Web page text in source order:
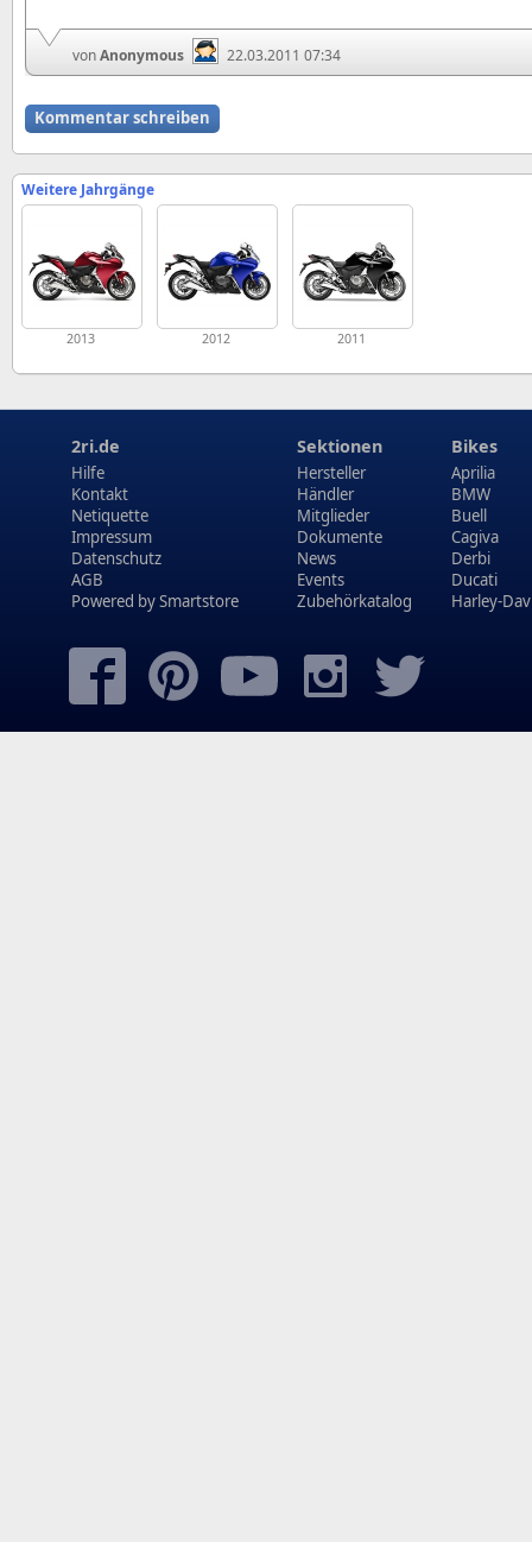
vonAnonymous 22.03.2011 07:34
Kommentar schreiben
Weitere Jahrgänge
2013 2012 2011
2ri.de
Hilfe
Kontakt
Netiquette
Impressum
Datenschutz
AGB
Powered bySmartstore
Sektionen
Hersteller
Händler
Mitglieder
Dokumente
News
Events
Zubehörkatalog
Bikes
Aprilia
BMW
Buell
Cagiva
Derbi
Ducati
Harley-